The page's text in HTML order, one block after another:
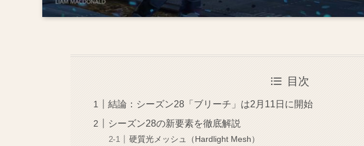
目次
結論：シーズン28「ブリーチ」は2月11日に開始
シーズン28の新要素を徹底解説
硬質光メッシュ（Hardlight Mesh）